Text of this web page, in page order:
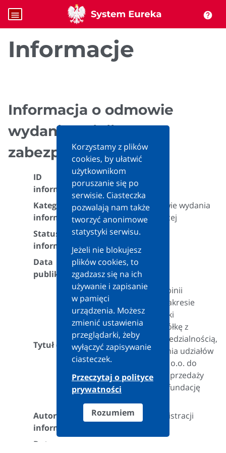
menu help
Informacje
Informacja o odmowie
wydania opinii
zabezpieczającej
ID
informacji:
638840
Kategoria
informacji:
Informacja o odmowie wydania
opinii zabezpieczającej
Status
informacji:
Aktualna
Data
publikacji:
2025-05-16
Tytuł (teza):
Odmowa wydania opinii
zabezpieczającej w zakresie
przekształcenia spółki
komandytowej w spółkę z
ograniczoną odpowiedzialnością,
a następnie wniesienia udziałów
w powstałej spółce z o.o. do
fundacji rodzinnej i sprzedaży
tych udziałów przez fundację
Autor
informacji:
Szef Krajowej Administracji
Data
Korzystamy z plików
cookies, by ułatwić
użytkownikom
poruszanie się po
serwisie. Ciasteczka
pozwalają nam także
tworzyć anonimowe
statystyki serwisu.
Jeżeli nie blokujesz
plików cookies, to
zgadzasz się na ich
używanie i zapisanie
w pamięci
urządzenia. Możesz
zmienić ustawienia
przeglądarki, żeby
wyłączyć zapisywanie
ciasteczek.
Przeczytaj o polityce
prywatności
Rozumiem